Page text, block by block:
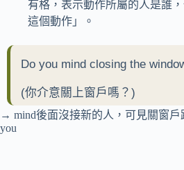
有格，表示動作所屬的人是誰
這個動作」。
Do you mind closing the
(你介意關上窗戶嗎？)
→ mind後面沒接新的人，可見關窗戶
you